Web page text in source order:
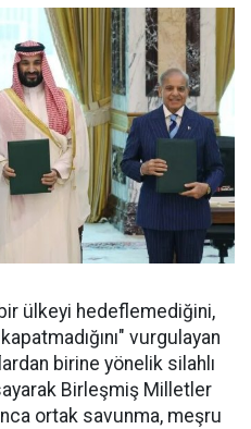
ülkeyi hedeflemediğini,
vurgulayan
birine yönelik silahlı
Birleşmiş Milletler
ortak savunma, meşru